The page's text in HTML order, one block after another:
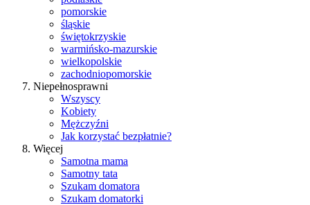
pomorskie
śląskie
świętokrzyskie
warmińsko-mazurskie
wielkopolskie
zachodniopomorskie
Niepełnosprawni
Wszyscy
Kobiety
Mężczyźni
Jak korzystać bezpłatnie?
Więcej
Samotna mama
Samotny tata
Szukam domatora
Szukam domatorki